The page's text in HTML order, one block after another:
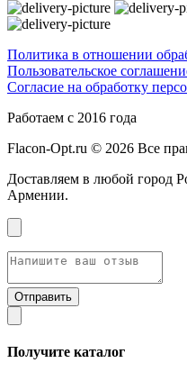
Политика в отношении
Пользовательское
Согласие на обработку
Работаем с 2016 года
Flacon-Opt.ru © 2026 Все
Доставляем в любой город
Армении.
Получите каталог